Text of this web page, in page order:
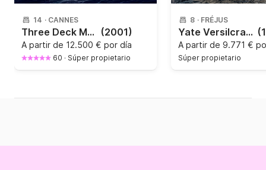
14 · CANNES
Three Deck Motor Yacht (2001)
A partir de 12.500 € por día
60 · Súper propietario
8 · FRÉJUS
Yate Versilcraft Super Challenger 3800CV
A partir de 9.771 €
Súper propietario